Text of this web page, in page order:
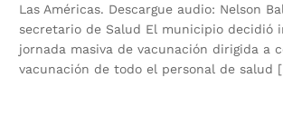
Las Américas. Descargue audio: Nelson
secretario de Salud El municipio decidió
jornada masiva de vacunación dirigida a
vacunación de todo el personal de salud